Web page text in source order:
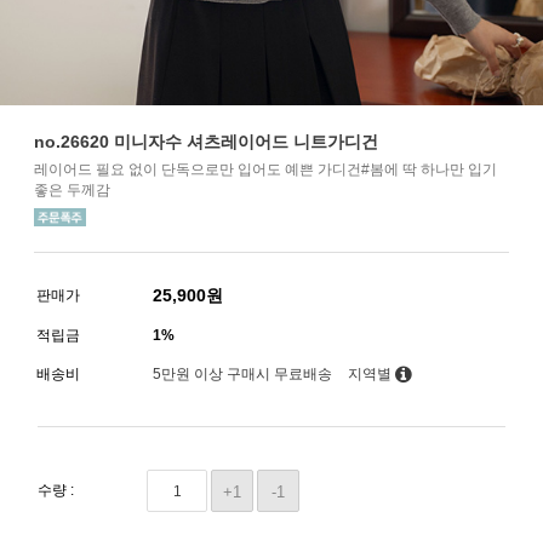
no.26620 미니자수 셔츠레이어드 니트가디건
레이어드 필요 없이 단독으로만 입어도 예쁜 가디건#봄에 딱 하나만 입기
좋은 두께감
판매가 25,900원
적립금 1%
배송비 5만원 이상 구매시 무료배송 지역별
수량 : +1 -1